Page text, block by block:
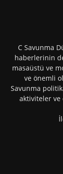
C Savunma
haberlerinin
masaüstü ve
ve önemli
Savunma
aktiviteler ve